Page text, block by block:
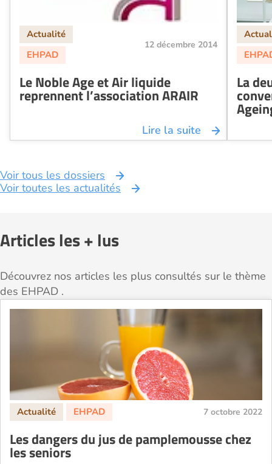
12 décembre 2014
Le Noble Age et Air liquide
reprennent l’association ARAIR
Lire la suite
La
Voir tous les dossiers
Voir toutes les actualités
Articles les + lus
Découvrez nos articles les plus consultés sur le thème
des EHPAD .
7 octobre 2022
Les dangers du jus de pamplemousse chez
les seniors